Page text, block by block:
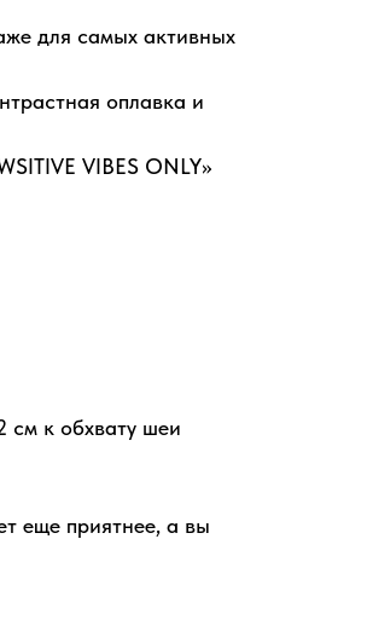
для самых активных
оплавка и
VIBES ONLY»
см к обхвату шеи
еще приятнее, а вы